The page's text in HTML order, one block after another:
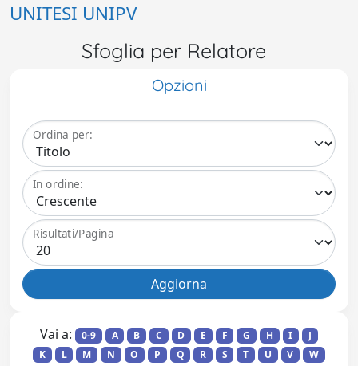
UNITESI UNIPV
Sfoglia per Relatore
Opzioni
Ordina per:
In ordine:
Risultati/Pagina
Vai a: 0-9 A B C D E F G H I
J
K
L M N O P Q R S T U V
W